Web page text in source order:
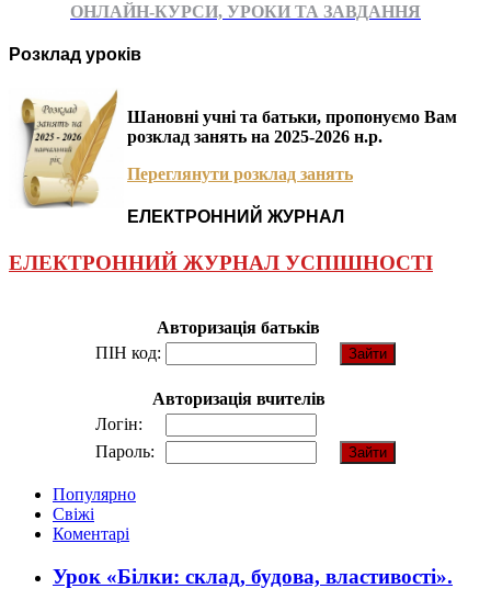
ОНЛАЙН-КУРСИ, УРОКИ ТА ЗАВДАННЯ
Розклад уроків
Шановні учні та батьки, пропонуємо Вам
розклад занять на 2025-2026 н.р.
Переглянути розклад занять
ЕЛЕКТРОННИЙ ЖУРНАЛ
ЕЛЕКТРОННИЙ ЖУРНАЛ УСПІШНОСТІ
Авторизація батьків
ПІН код:
Авторизація вчителів
Логін:
Пароль:
Популярно
Свіжі
Коментарі
Урок «Білки: склад, будова, властивості».